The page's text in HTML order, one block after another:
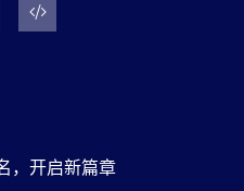
，开启新篇章